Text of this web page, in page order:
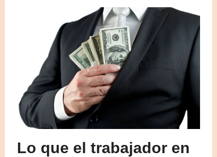
Lo que el trabajador en